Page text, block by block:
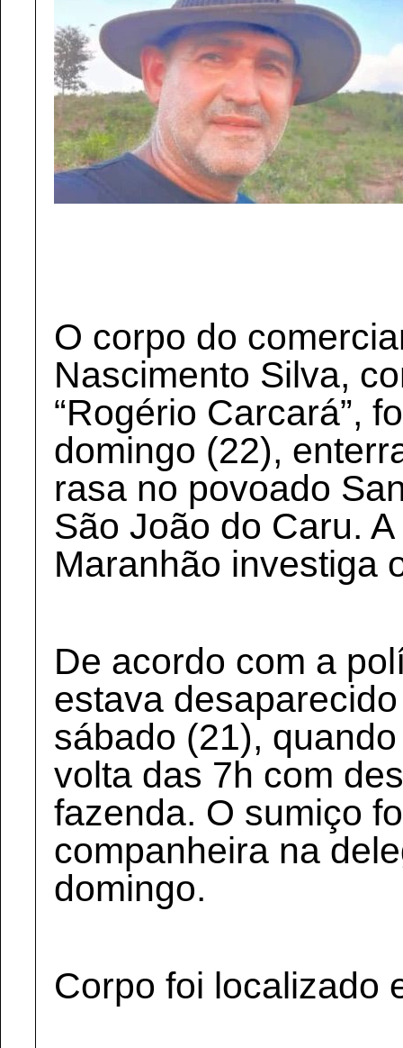
O corpo do
Nascimento Silva,
“Rogério Carcará”,
domingo (22),
rasa no povoado
São João do Caru.
Maranhão investiga
De acordo com a
estava
sábado (21),
volta das 7h com
fazenda. O sumiço
companheira na
domingo.
Corpo foi localizado